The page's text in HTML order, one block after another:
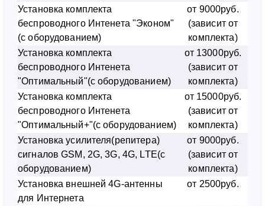
Установка комплекта
беспроводного Интенета "Эконом"
(с оборудованием)
от 9000руб.
(зависит от
комплекта)
Установка комплекта
беспроводного Интенета
"Оптимальный"(с оборудованием)
от 13000руб.
(зависит от
комплекта)
Установка комплекта
беспроводного Интенета
"Оптимальный+"(с оборудованием)
от 15000руб.
(зависит от
комплекта)
Установка усилителя(репитера)
сигналов GSM, 2G, 3G, 4G, LTE(с
оборудованием)
от 9000руб.
(зависит от
комплекта)
Установка внешней 4G-антенны
для Интернета
от 2500руб.